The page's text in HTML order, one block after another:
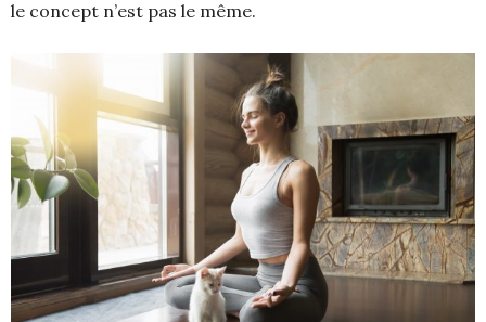
le concept n’est pas le même.